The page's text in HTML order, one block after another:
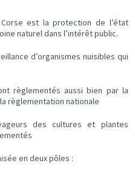
Corse est la protection de l’état
naturel dans l’intérêt public.
d’organismes nuisibles qui
règlementés aussi bien par la
règlementation nationale
des cultures et plantes
en deux pôles :